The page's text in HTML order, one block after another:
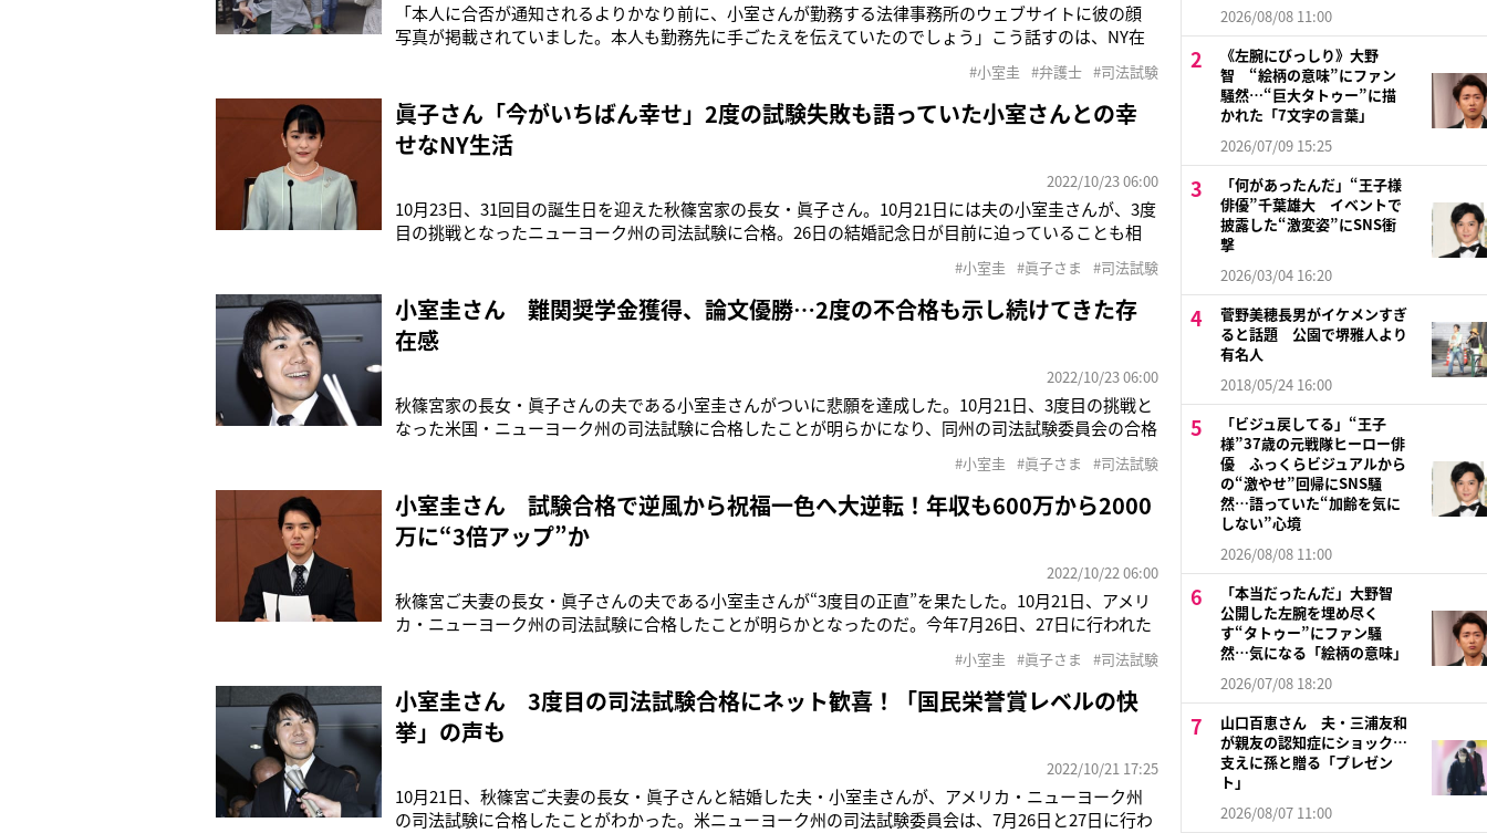
「本人に合否が通知されるよりかなり前に、小室さんが勤務する法律事務所のウェブサイトに彼の顔
写真が掲載されていました。本人も勤務先に手ごたえを伝えていたのでしょう」こう話すのは、NY在
ェンスタイン・サンドラー」（以下LS）のウェブサイトに、これまで削除されたままだった小室さん
の写真が突如掲載されたことを報じ
#小室圭 #弁護士 #司法試験
眞子さん「今がいちばん幸せ」2度の試験失敗も語っていた小室さんとの幸
せなNY生活
2022/10/23 06:00
10月23日、31回目の誕生日を迎えた秋篠宮家の長女・眞子さん。10月21日には夫の小室圭さんが、3度
目の挑戦となったニューヨーク州の司法試験に合格。26日の結婚記念日が目前に迫っていることも相
ニューヨーク州の弁護士資格を取得するためフォーダム大学に留学。21年5月にロースクールを卒業
し、以降は現地の法
#小室圭 #眞子さま #司法試験
小室圭さん 難関奨学金獲得、論文優勝…2度の不合格も示し続けてきた存
在感
2022/10/23 06:00
秋篠宮家の長女・眞子さんの夫である小室圭さんがついに悲願を達成した。10月21日、3度目の挑戦と
なった米国・ニューヨーク州の司法試験に合格したことが明らかになり、同州の司法試験委員会の合格
ヨーク州の弁護士資格の取得を目指してフォーダム大学に留学。昨年5月にロースクールを卒業した後
は、現地の法律事務
#小室圭 #眞子さま #司法試験
小室圭さん 試験合格で逆風から祝福一色へ大逆転！年収も600万から2000
万に“3倍アップ”か
2022/10/22 06:00
秋篠宮ご夫妻の長女・眞子さんの夫である小室圭さんが“3度目の正直”を果たした。10月21日、アメリ
カ・ニューヨーク州の司法試験に合格したことが明らかとなったのだ。今年7月26日、27日に行われた
室さんは21日午後に日本で勤務していた法律事務所の奥野善彦氏に電話で「おかげさまで合格しまし
た。ありがとうござ
#小室圭 #眞子さま #司法試験
小室圭さん 3度目の司法試験合格にネット歓喜！「国民栄誉賞レベルの快
挙」の声も
2022/10/21 17:25
10月21日、秋篠宮ご夫妻の長女・眞子さんと結婚した夫・小室圭さんが、アメリカ・ニューヨーク州
の司法試験に合格したことがわかった。米ニューヨーク州の司法試験委員会は、7月26日と27日に行わ
2026/08/08 11:00
《左腕にびっしり》大野
智 “絵柄の意味”にファン
騒然…“巨大タトゥー”に描
かれた「7文字の言葉」
2026/07/09 15:25
「何があったんだ」“王子様
俳優”千葉雄大 イベントで
披露した“激変姿”にSNS衝
撃
2026/03/04 16:20
菅野美穂長男がイケメンすぎ
ると話題 公園で堺雅人より
有名人
2018/05/24 16:00
「ビジュ戻してる」“王子
様”37歳の元戦隊ヒーロー俳
優 ふっくらビジュアルから
の“激やせ”回帰にSNS騒
然…語っていた“加齢を気に
しない”心境
2026/08/08 11:00
「本当だったんだ」大野智
公開した左腕を埋め尽く
す“タトゥー”にファン騒
然…気になる「絵柄の意味」
2026/07/08 18:20
山口百恵さん 夫・三浦友和
が親友の認知症にショック…
支えに孫と贈る「プレゼン
ト」
2026/08/07 11:00